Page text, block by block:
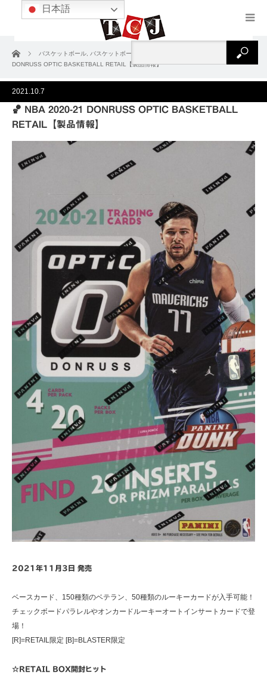
ホーム バスケットボール バスケットボール2021‐22
🏀 NBA 2020-21
DONRUSS OPTIC BASKETBALL RETAIL【製品情報】
2021.10.7
🏀 NBA 2020-21 DONRUSS OPTIC BASKETBALL
RETAIL【製品情報】
2021年11月3日 発売
ベースカード、150種類のベテラン、50種類のルーキーカードが入手可能！
チェックボードパラレルやオンカードルーキーオートインサートカードで登
場！
[R]=RETAIL限定 [B]=BLASTER限定
☆RETAIL BOX開封ヒット
日本語